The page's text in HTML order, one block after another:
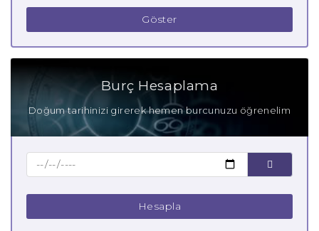
Göster
Burç Hesaplama
Doğum tarihinizi girerek hemen burcunuzu öğrenelim
Hesapla